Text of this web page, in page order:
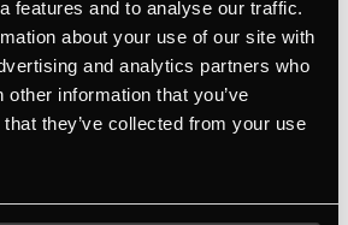
features and to analyse our traffic.
about your use of our site with
and analytics partners who
information that you’ve
they’ve collected from your use